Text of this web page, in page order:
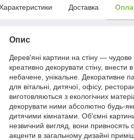
Доставка
Опис
Дерев'яні картини на стіну —
креативно декорувати стіну, внести
небачене, унікальне. Декоративне
для вітальні, дитячої, офісу,
виготовляються з екологічних
декорувати ними абсолютно будь-
дитячими кімнатами. Об'ємні
незвичний вигляд, вони привносять
акценти в загальному дизайні